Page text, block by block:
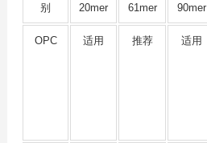
别
20mer
61mer
90mer
OPC 适用 推荐 适用